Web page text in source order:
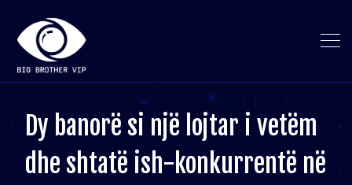
Dy banorë si një lojtar i vetëm
dhe shtatë ish-konkurrentë në